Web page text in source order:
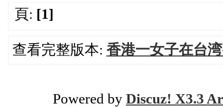
頁: [1]
查看完整版本: 香港一女子在台
Powered by Discuz! X3.3